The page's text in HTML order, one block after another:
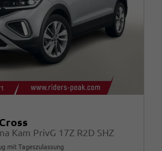
Kam PrivG 17Z R2D SHZ
mit Tageszulassung